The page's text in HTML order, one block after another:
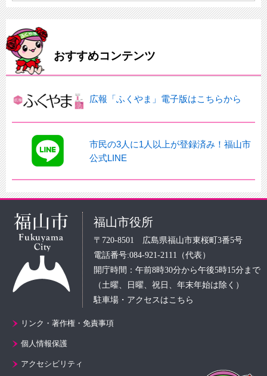
おすすめコンテンツ
広報「ふくやま」電子版はこちらから
市民の3人に1人以上が登録済み！福山市
公式LINE
福山市役所
〒720-8501 広島県福山市東桜町3番5号
電話番号:084-921-2111（代表）
開庁時間：午前8時30分から午後5時15分まで
（土曜、日曜、祝日、年末年始は除く）
駐車場・アクセスはこちら
リンク・著作権・免責事項
個人情報保護
アクセシビリティ